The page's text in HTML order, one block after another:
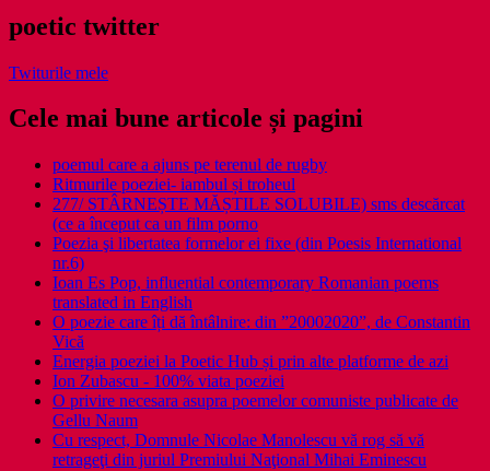
poetic twitter
Twiturile mele
Cele mai bune articole și pagini
poemul care a ajuns pe terenul de rugby
Ritmurile poeziei- iambul și troheul
277/ STÂRNEȘTE MĂȘTILE SOLUBILE) sms descărcat
(ce a început ca un film porno
Poezia şi libertatea formelor ei fixe (din Poesis International
nr.6)
Ioan Es Pop, influential contemporary Romanian poems
translated in English
O poezie care îți dă întâlnire: din ”20002020”, de Constantin
Vică
Energia poeziei la Poetic Hub și prin alte platforme de azi
Ion Zubascu - 100% viata poeziei
O privire necesara asupra poemelor comuniste publicate de
Gellu Naum
Cu respect, Domnule Nicolae Manolescu vă rog să vă
retrageţi din juriul Premiului Naţional Mihai Eminescu